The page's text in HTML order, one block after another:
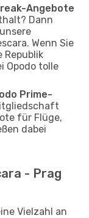
Angebote
Dann
Wenn Sie
Republik
Opodo tolle
Prime-
für Flüge,
dabei
- Prag
Vielzahl an